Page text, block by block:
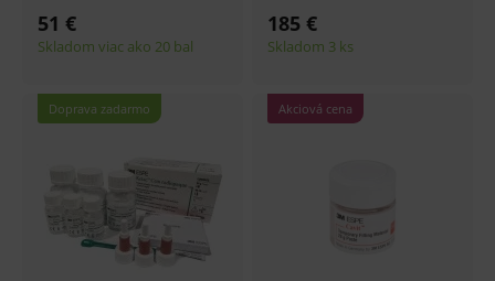
51 €
Skladom viac ako 20 bal
185 €
Skladom 3 ks
Doprava zadarmo Akciová cena